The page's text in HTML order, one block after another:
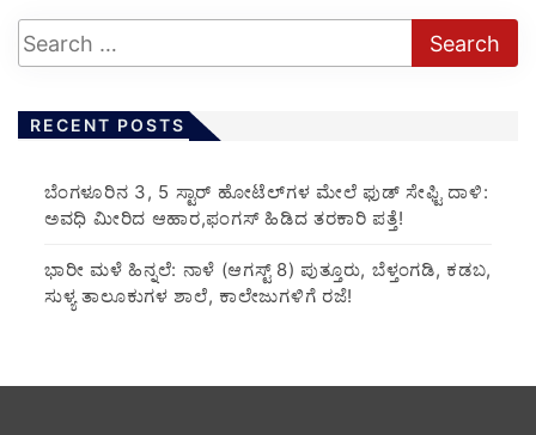
RECENT POSTS
​ಬೆಂಗಳೂರಿನ 3, 5 ಸ್ಟಾರ್ ಹೋಟೆಲ್‌ಗಳ ಮೇಲೆ ಫುಡ್ ಸೇಫ್ಟಿ ದಾಳಿ:
ಅವಧಿ ಮೀರಿದ ಆಹಾರ,ಫಂಗಸ್ ಹಿಡಿದ ತರಕಾರಿ ಪತ್ತೆ!
​ಭಾರೀ ಮಳೆ ಹಿನ್ನಲೆ: ನಾಳೆ (ಆಗಸ್ಟ್ 8) ಪುತ್ತೂರು, ಬೆಳ್ತಂಗಡಿ, ಕಡಬ,
ಸುಳ್ಯ ತಾಲೂಕುಗಳ ಶಾಲೆ, ಕಾಲೇಜುಗಳಿಗೆ ರಜೆ!